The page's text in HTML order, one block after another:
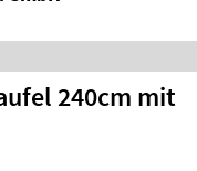
240cm mit